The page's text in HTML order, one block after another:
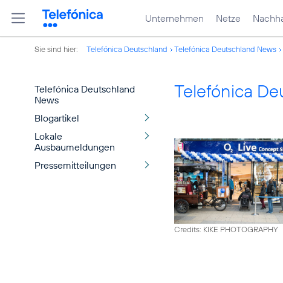
Unternehmen Netze
Sie sind hier: Telefónica Deutschland Telefónica Deutschland News
Telefónica Deutschland
News
Blogartikel
Lokale
Ausbaumeldungen
Pressemitteilungen
Telefónica
Credits: KIKE PHOTOGRAPHY